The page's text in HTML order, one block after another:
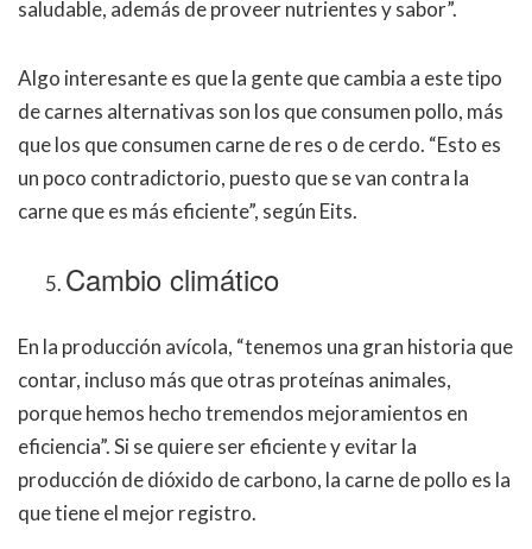
saludable, además de proveer nutrientes y sabor”.
Algo interesante es que la gente que cambia a este tipo
de carnes alternativas son los que consumen pollo, más
que los que consumen carne de res o de cerdo. “Esto es
un poco contradictorio, puesto que se van contra la
carne que es más eficiente”, según Eits.
Cambio climático
En la producción avícola, “tenemos una gran historia que
contar, incluso más que otras proteínas animales,
porque hemos hecho tremendos mejoramientos en
eficiencia”. Si se quiere ser eficiente y evitar la
producción de dióxido de carbono, la carne de pollo es la
que tiene el mejor registro.